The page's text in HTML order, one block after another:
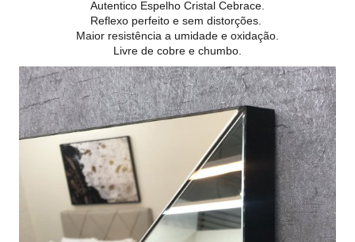
Autentico Espelho Cristal Cebrace.
Reflexo perfeito e sem distorções.
Maior resistência a umidade e oxidação.
Livre de cobre e chumbo.